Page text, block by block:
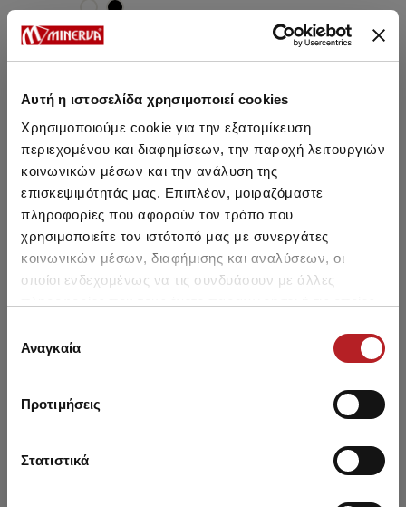
Αυτή η ιστοσελίδα χρησιμοποιεί cookies
Χρησιμοποιούμε cookie για την εξατομίκευση
περιεχομένου και διαφημίσεων, την παροχή λειτουργιών
κοινωνικών μέσων και την ανάλυση της
επισκεψιμότητάς μας. Επιπλέον, μοιραζόμαστε
πληροφορίες που αφορούν τον τρόπο που
χρησιμοποιείτε τον ιστότοπό μας με συνεργάτες
κοινωνικών μέσων, διαφήμισης και αναλύσεων, οι
οποίοι ενδεχομένως να τις συνδυάσουν με άλλες
των υπηρεσιών τους.
συγκατάθεσης
Αναγκαία
Προτιμήσεις
Στατιστικά
Μπορεί να σου αρέσει επίσης
NEW
Clouds Παιδικό Σλιπ 3τμχ
NEW
Safari Αμάνικο Βρεφικό